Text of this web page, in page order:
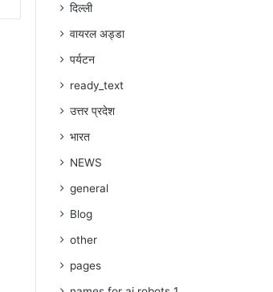
दिल्ली
वायरल अड्डा
पर्यटन
ready_text
उत्तर प्रदेश
भारत
NEWS
general
Blog
other
pages